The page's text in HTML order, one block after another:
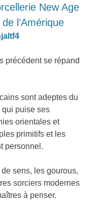
New Age
l’Amérique
précédent se répand
sont adeptes du
qui puise ses
orientales et
primitifs et les
personnel.
sens, les gourous,
sorciers modernes
à penser.